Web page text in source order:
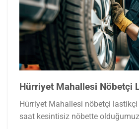
Hürriyet Mahallesi Nöbetçi
Hürriyet Mahallesi nöbetçi lastikçi
saat kesintisiz nöbette